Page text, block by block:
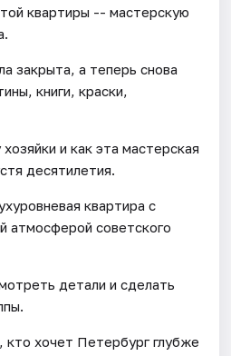
квартиры -- мастерскую
закрыта, а теперь снова
книги, краски,
и как эта мастерская
десятилетия.
квартира с
атмосферой советского
детали и сделать
хочет Петербург глубже